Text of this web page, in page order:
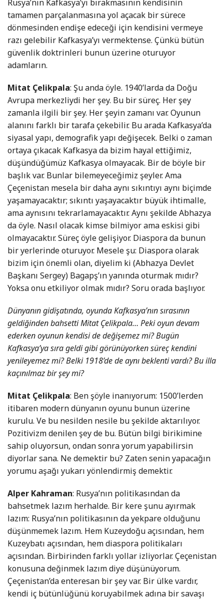
Rusya’nın Kafkasya’yı bırakmasının kendisinin
tamamen parçalanmasına yol açacak bir sürece
dönmesinden endişe edeceği için kendisini vermeye
razı gelebilir Kafkasya’yı vermektense. Çünkü bütün
güvenlik doktrinleri bunun üzerine oturuyor
adamların.
Mitat Çelikpala: Şu anda öyle. 1940’larda da Doğu
Avrupa merkezliydi her şey. Bu bir süreç. Her şey
zamanla ilgili bir şey. Her şeyin zamanı var. Oyunun
alanını farklı bir tarafa çekebilir. Bu arada Kafkasya’da
siyasal yapı, demografik yapı değişecek. Belki o zaman
ortaya çıkacak Kafkasya da bizim hayal ettiğimiz,
düşündüğümüz Kafkasya olmayacak. Bir de böyle bir
başlık var. Bunlar bilemeyeceğimiz şeyler. Ama
Çeçenistan mesela bir daha aynı sıkıntıyı aynı biçimde
yaşamayacaktır; sıkıntı yaşayacaktır büyük ihtimalle,
ama aynısını tekrarlamayacaktır. Aynı şekilde Abhazya
da öyle. Nasıl olacak kimse bilmiyor ama eskisi gibi
olmayacaktır. Süreç öyle gelişiyor. Diaspora da bunun
bir yerlerinde oturuyor. Mesele şu: Diaspora olarak
bizim için önemli olan, diyelim ki (Abhazya Devlet
Başkanı Sergey) Bagapş’ın yanında oturmak mıdır?
Yoksa onu etkiliyor olmak mıdır? Soru orada başlıyor.
Dünyanın gidişatında, oyunda Kafkasya’nın sırasının
geldiğinden bahsetti Mitat Çelikpala… Peki oyun devam
ederken oyunun kendisi de değişemez mi? Bugün
Kafkasya’ya sıra geldi gibi görünüyorken süreç kendini
yenileyemez mi? Belki 1918’de de aynı beklenti vardı? Bu illa
kaçınılmaz bir şey mi?
Mitat Çelikpala: Ben şöyle inanıyorum: 1500’lerden
itibaren modern dünyanın oyunu bunun üzerine
kurulu. Ve bu nesilden nesile bu şekilde aktarılıyor.
Pozitivizm denilen şey de bu. Bütün bilgi birikimine
sahip oluyorsun, ondan sonra yorum yapabilirsin
diyorlar sana. Ne demektir bu? Zaten senin yapacağın
yorumu aşağı yukarı yönlendirmiş demektir.
Alper Kahraman: Rusya’nın politikasından da
bahsetmek lazım herhalde. Bir kere şunu ayırmak
lazım: Rusya’nın politikasının da yekpare olduğunu
düşünmemek lazım. Hem Kuzeydoğu açısından, hem
Kuzeybatı açısından, hem diaspora politikaları
açısından. Birbirinden farklı yollar izliyorlar. Çeçenistan
konusuna değinmek lazım diye düşünüyorum.
Çeçenistan’da enteresan bir şey var. Bir ülke vardır,
kendi iç bütünlüğünü koruyabilmek adına bir savaşı